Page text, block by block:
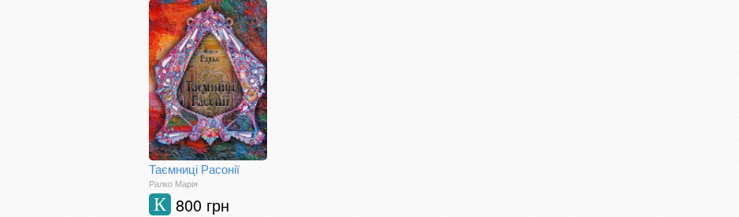
Таємниці Расонії
Ралко Марія
800 грн
К